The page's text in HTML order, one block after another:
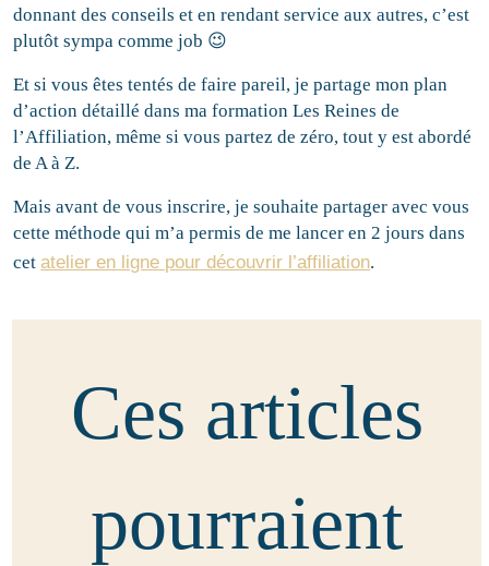
donnant des conseils et en rendant service aux autres, c’est
plutôt sympa comme job 😉
Et si vous êtes tentés de faire pareil, je partage mon plan
d’action détaillé dans ma formation Les Reines de
l’Affiliation, même si vous partez de zéro, tout y est abordé
de A à Z.
Mais avant de vous inscrire, je souhaite partager avec vous
cette méthode qui m’a permis de me lancer en 2 jours dans
cetatelier en ligne pour découvrir l’affiliation.
Ces articles
pourraient